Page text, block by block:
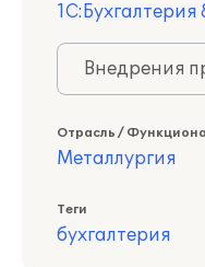
1С:Бухгалтерия
Внедрения
Отрасль /
Металлургия
Теги
бухгалтерия